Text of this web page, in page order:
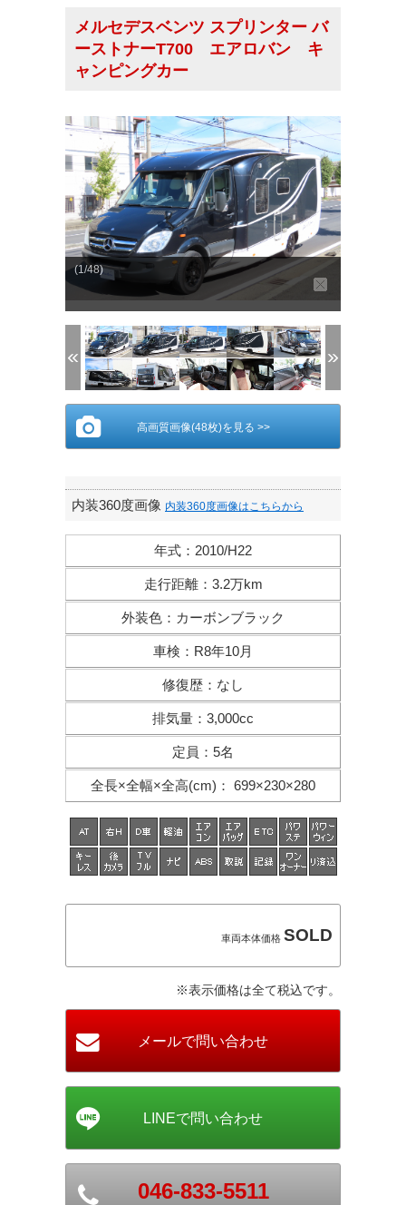
メルセデスベンツ スプリンター バ
ーストナーT700 エアロバン キ
ャンピングカー
(1/48)
高画質画像(48枚)を見る >>
内装360度画像 内装360度画像はこちらから
年式 ： 2010/H22
走行距離： 3.2万km
外装色 ： カーボンブラック
車検 ： R8年10月
修復歴 ： なし
排気量 ： 3,000cc
定員 ： 5名
全長×全幅×全高(cm) ： 699×230×280
車両本体価格 SOLD
※表示価格は全て税込です。
046-833-5511